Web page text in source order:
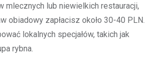
mlecznych lub niewielkich restauracji,
obiadowy zapłacisz około 30-40 PLN.
lokalnych specjałów, takich jak
rybna.